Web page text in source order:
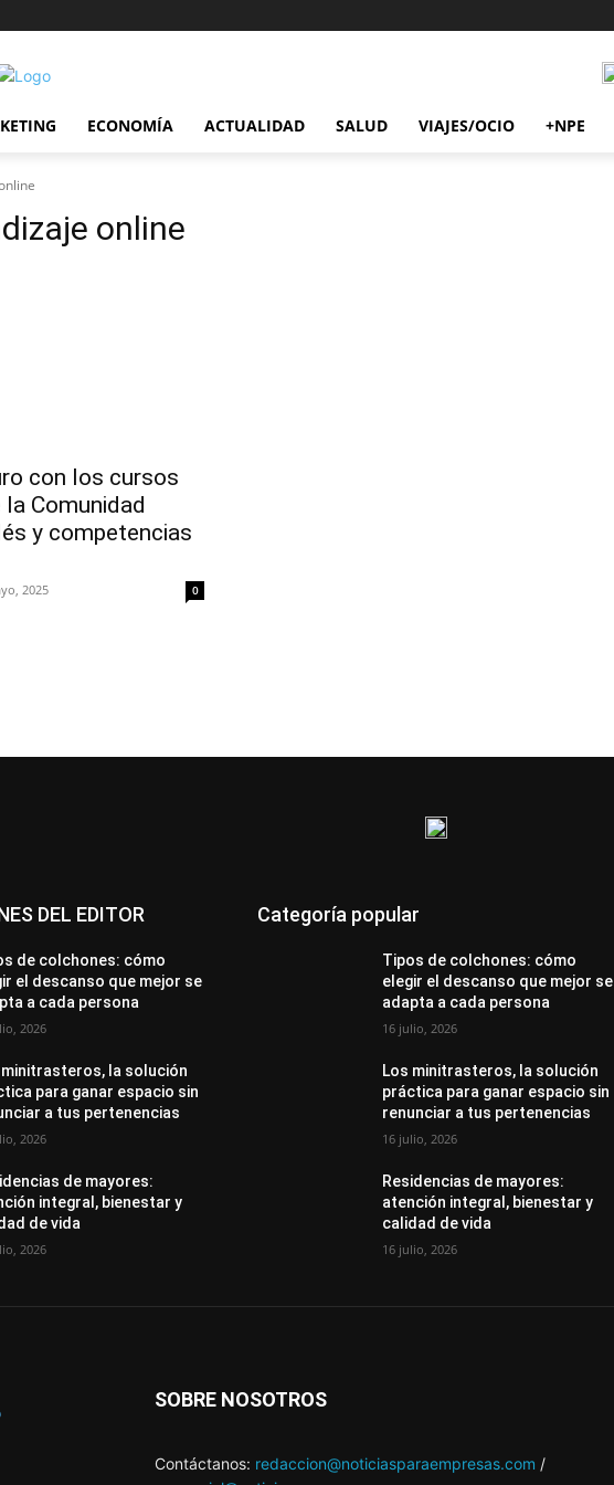
ECONOMÍA ACTUALIDAD SALUD VIAJES/OCIO +NPE
online
con los cursos
Comunidad
y competencias
2025 0
DEL EDITOR
de colchones: cómo
el descanso que mejor se
a cada persona
2026
minitrasteros, la solución
para ganar espacio sin
a tus pertenencias
2026
de mayores:
integral, bienestar y
de vida
2026
Categoría popular
Tipos de colchones: cómo
elegir el descanso que mejor se
adapta a cada persona
16 julio, 2026
Los minitrasteros, la solución
práctica para ganar espacio sin
renunciar a tus pertenencias
16 julio, 2026
Residencias de mayores:
atención integral, bienestar y
calidad de vida
16 julio, 2026
SOBRE NOSOTROS
Contáctanos: redaccion@noticiasparaempresas.com /